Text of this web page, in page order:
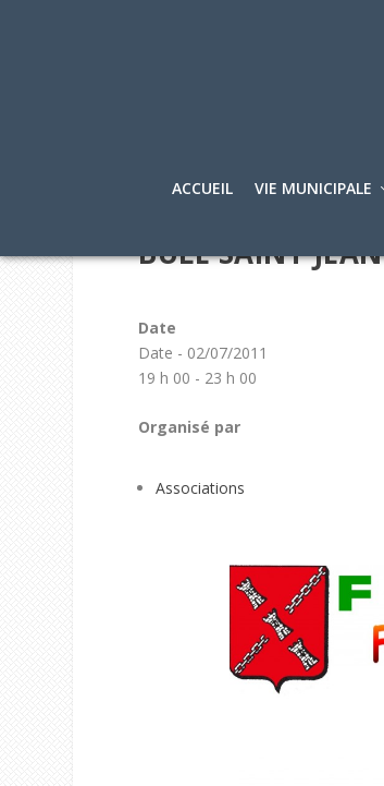
ACCUEIL VIE MUNICIPALE
BÛLE SAINT JEAN
Date
Date - 02/07/2011
19 h 00 - 23 h 00
Organisé par
Associations